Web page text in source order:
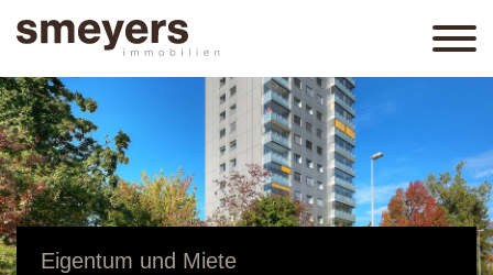
Eigentum und Miete